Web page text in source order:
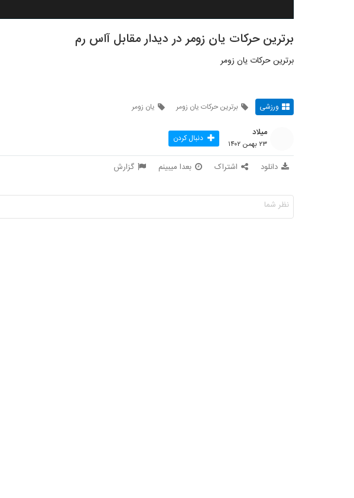
برترین حرکات یان زومر در دیدار مقابل آاس رم
برترین حرکات یان زومر
ورزشی برترین حرکات یان زومر یان زومر
میلاد
۲۳ بهمن ۱۴۰۲ دنبال کردن
دانلود اشتراک بعدا میبینم گزارش